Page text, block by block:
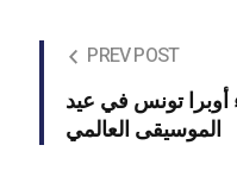
PREV POST
تونس في عيد
الموسيقى العالمي